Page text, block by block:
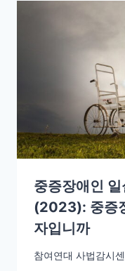
중증장애인
(2023): 중증
자입니까
참여연대 사법감시